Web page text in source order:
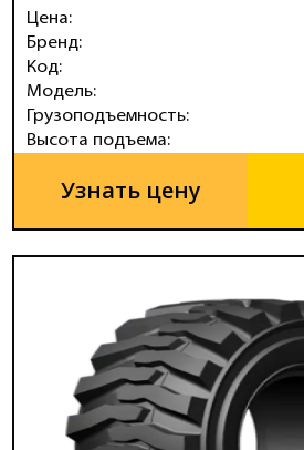
Цена:
Бренд:
Код:
Модель:
Грузоподъемность:
Высота подъема:
Узнать цену